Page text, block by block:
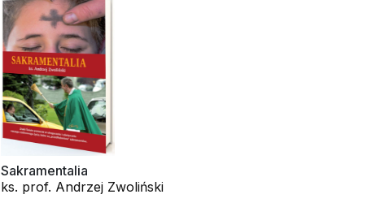
Sakramentalia
ks. prof. Andrzej Zwoliński